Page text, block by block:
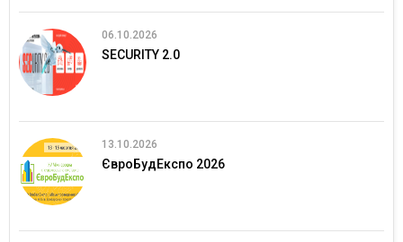
06.10.2026
SECURITY 2.0
13.10.2026
ЄвроБудЕкспо 2026